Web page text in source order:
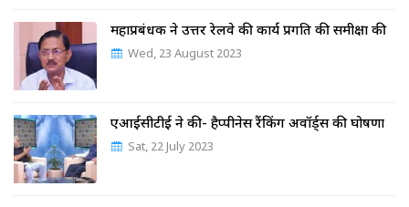
महाप्रबंधक ने उत्तर रेलवे की कार्य प्रगति की समीक्षा की
Wed, 23 August 2023
एआईसीटीई ने की- हैप्पीनेस रैंकिंग अवॉर्ड्स की घोषणा
Sat, 22 July 2023